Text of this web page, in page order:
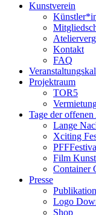
Kunstverein
Kontakt
FAQ
Projektraum
TOR5
Tage der
Lange
Xciting
Film
Container
Presse
Logo
Shop